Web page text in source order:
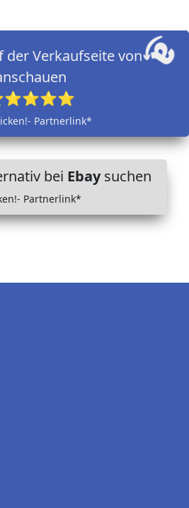
der Verkaufseite von
Partnerlink*
bei Ebaysuchen
Partnerlink*